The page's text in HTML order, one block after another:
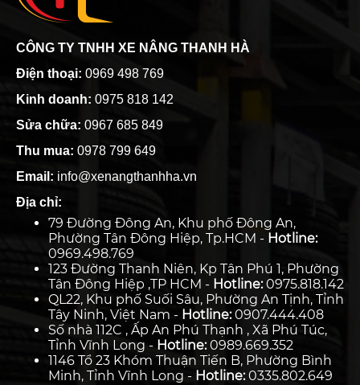
CÔNG TY TNHH XE NÂNG THANH HÀ
Điện thoại: 0969 498 769
Kinh doanh: 0975 818 142
Sửa chữa: 0967 685 849
Thu mua: 0978 799 649
Email: info@xenangthanhha.vn
Địa chỉ:
79 Đường Đông An, Khu phố Đông An,
Phường Tân Đông Hiệp, Tp.HCM - Hotline:
0969.498.769
123 Đường Thanh Niên, Kp Tân Phú 1, Phường
Tân Đông Hiệp ,TP HCM - Hotline:0975.818.142
QL22, Khu phố Suối Sâu, Phường An Tịnh, Tỉnh
Tây Ninh, Việt Nam - Hotline:0907.444.408
Số nhà 112C , Ấp An Phú Thạnh , Xã Phú Túc,
Tỉnh Vĩnh Long - Hotline:0989.669.352
1146 Tổ 23 Khóm Thuận Tiến B, Phường Bình
Minh, Tỉnh Vĩnh Long - Hotline:0335.802.649